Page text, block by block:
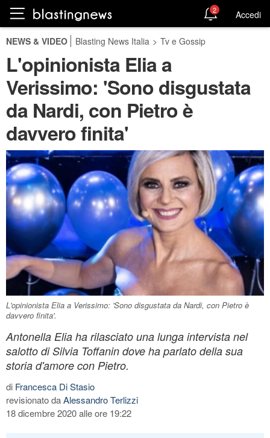
2 Accedi
NEWS & VIDEO Blasting News Italia > Tv e Gossip
L'opinionista Elia a
Verissimo: 'Sono disgustata
da Nardi, con Pietro è
davvero finita'
L'opinionista Elia a Verissimo: 'Sono disgustata da Nardi, con Pietro è
davvero finita'.
Antonella Elia ha rilasciato una lunga intervista nel
salotto di Silvia Toffanin dove ha parlato della sua
storia d'amore con Pietro.
di Francesca Di Stasio
revisionato daAlessandro Terlizzi
18 dicembre 2020 alle ore 19:22